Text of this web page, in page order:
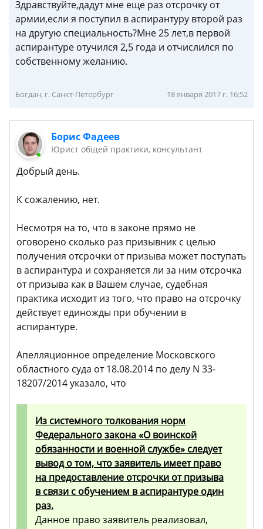
Здравствуйте,дадут мне еще раз отсрочку от
армии,если я поступил в аспирантуру второй раз
на другую специальность?Мне 25 лет,в первой
аспирантуре отучился 2,5 года и отчислился по
собственному желанию.
Богдан, г. Санкт-Петербург 18 января 2017 г. 16:52
Борис Фадеев
Юрист общей практики, консультант
Добрый день.
К сожалению, нет.
Несмотря на то, что в законе прямо не
оговорено сколько раз призывник с целью
получения отсрочки от призыва может поступать
в аспирантура и сохраняется ли за ним отсрочка
от призыва как в Вашем случае, судебная
практика исходит из того, что право на отсрочку
действует единожды при обучении в
аспирантуре.
Апелляционное определение Московского
областного суда от 18.08.2014 по делу N 33-
18207/2014 указало, что
Из системного толкования норм
Федерального закона «О воинской
обязанности и военной службе» следует
вывод о том, что заявитель имеет право
на предоставление отсрочки от призыва
в связи с обучением в аспирантуре один
раз.
Данное право заявитель реализовал,